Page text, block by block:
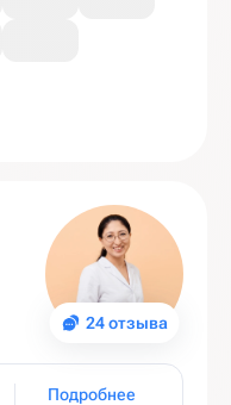
24 отзыва
Подробнее